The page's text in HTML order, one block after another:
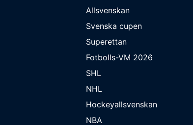
Allsvenskan
Svenska cupen
Superettan
Fotbolls-VM 2026
SHL
NHL
Hockeyallsvenskan
NBA